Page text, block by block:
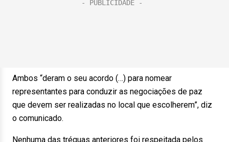
Ambos “deram o seu acordo (…) para nomear
representantes para conduzir as negociações de paz
que devem ser realizadas no local que escolherem”, diz
o comunicado.
Nenhuma das tréguas anteriores foi respeitada pelos